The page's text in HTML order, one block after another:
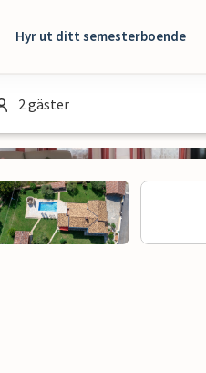
Hyr ut ditt semesterboende
2 gäster